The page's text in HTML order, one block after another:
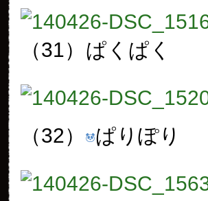
（31） ぱくぱく
（32） ぱりぽり